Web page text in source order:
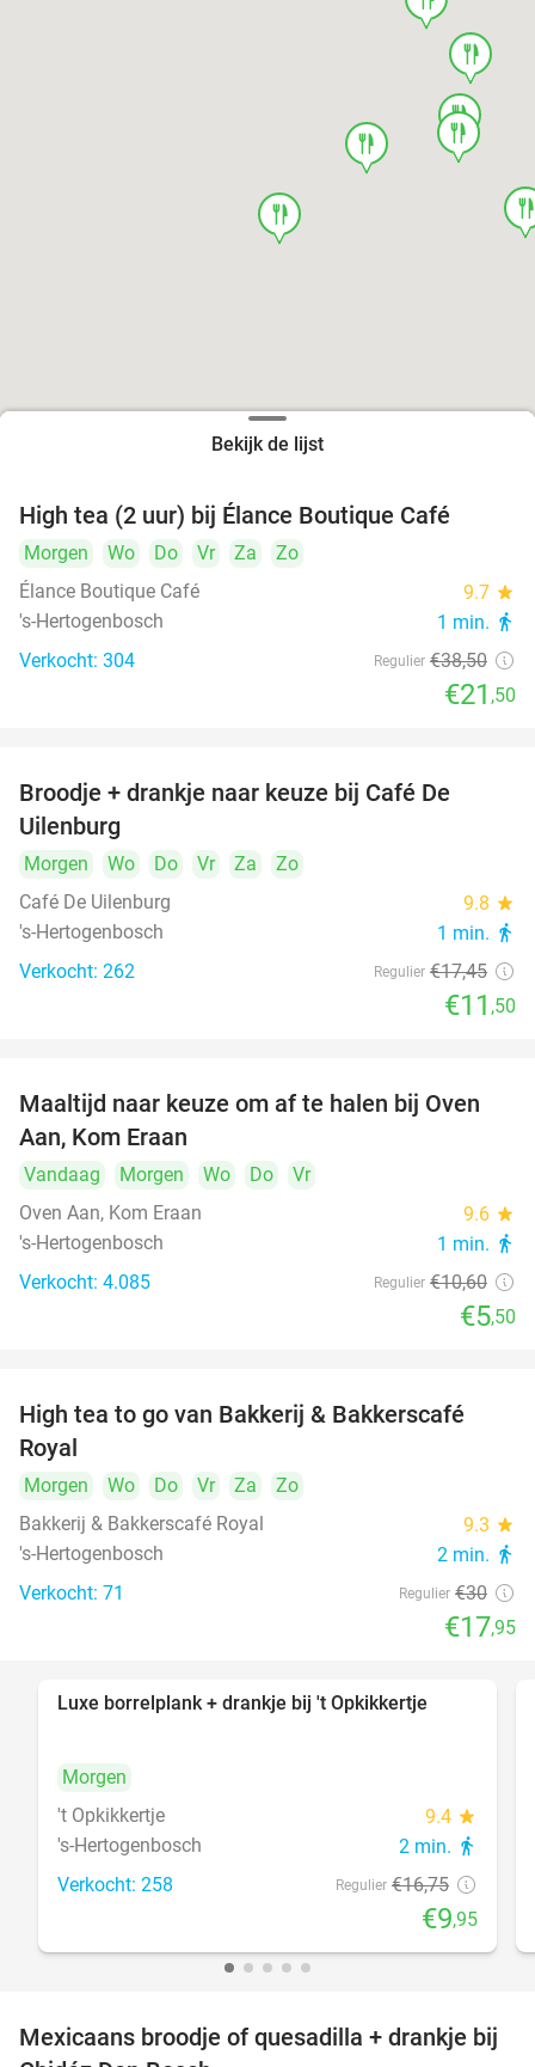
food
food
food
food
food
Bekijk de lijst
High tea (2 uur) bij Élance Boutique Café
Morgen Wo Do Vr Za
Zo
Élance Boutique Café
9.7 star
's-Hertogenbosch 1 min. directions_walk
Verkocht: 304 Regulier €38,50
€21 ,50
Broodje + drankje naar keuze bij Café De
Uilenburg
Morgen Wo Do Vr Za
Zo
Café De Uilenburg
9.8 star
's-Hertogenbosch 1 min. directions_walk
Verkocht: 262 Regulier €17,45
€11 ,50
48%
Maaltijd naar keuze om af te halen bij Oven
Aan, Kom Eraan
Vandaag Morgen Wo Do
Vr
Oven Aan, Kom Eraan
9.6 star
's-Hertogenbosch 1 min. directions_walk
Verkocht: 4.085 Regulier €10,60
€5,50
40%
High tea to go van Bakkerij & Bakkerscafé
Royal
Morgen Wo Do Vr Za
Zo
Bakkerij & Bakkerscafé Royal
9.3 star
's-Hertogenbosch 2 min. directions_walk
Verkocht: 71 Regulier €30
€17,95
Luxe borrelplank + drankje bij 't Opkikkertje
Morgen
't Opkikkertje
9.4 star
's-Hertogenbosch 2 min. directions_walk
Verkocht: 258 Regulier €16,75
€9,95
37%
Mexicaans broodje of quesadilla + drankje bij